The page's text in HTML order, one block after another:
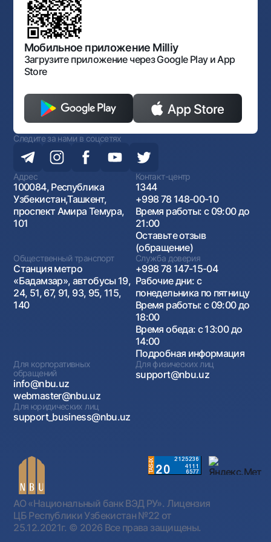
Нормативно-правовые документы
Порядок и режим работы НБУ
Открытые данные
Антимонопольный комплаенс
Мобильное приложение Milliy
Загрузите приложение через Google Play и App
Store
Следите за нами в соцсетях
Адрес
100084, Республика
Узбекистан,Ташкент,
проспект Амира Темура,
101
Контакт-центр
1344
+998 78 148-00-10
Время работы: с 09:00 до
21:00
Оставьте отзыв
(обращение)
Общественный транспорт
Станция метро
«Бадамзар», автобусы 19,
24, 51, 67, 91, 93, 95, 115,
140
Служба доверия
+998 78 147-15-04
Рабочие дни: с
понедельника по пятницу
Время работы: с 09:00 до
18:00
Время обеда: с 13:00 до
14:00
Подробная информация
Для корпоративных
обращений
info@nbu.uz
webmaster@nbu.uz
Для физических лиц
support@nbu.uz
Для юридических лиц
support_business@nbu.uz
АО «Национальный банк ВЭД РУ». Лицензия
ЦБ Республики Узбекистан №22 от
25.12.2021г. © 2026 Все права защищены.